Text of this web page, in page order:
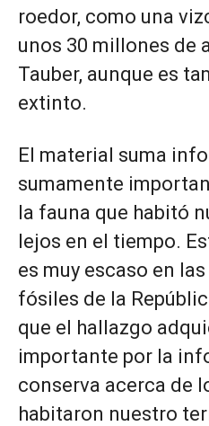
roedor, como una
unos 30 millones de
Tauber, aunque es
extinto.
El material suma
sumamente
la fauna que habitó
lejos en el tiempo.
es muy escaso en
fósiles de la
que el hallazgo
importante por la
conserva acerca de
habitaron nuestro